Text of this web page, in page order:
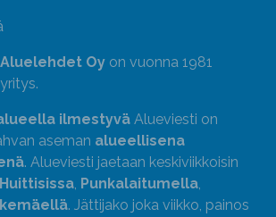
Oy on vuonna 1981
ilmestyvä Alueviesti on
aseman alueellisena
. Alueviesti jaetaan keskiviikkoisin
Huittisissa, Punkalaitumella,
. Jättijako joka viikko, painos